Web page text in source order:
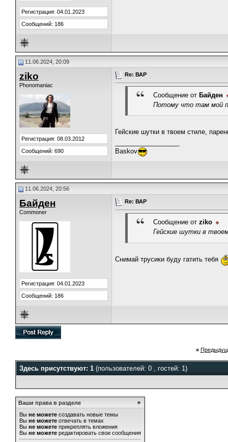
Регистрация: 04.01.2023
Сообщений: 186
11.06.2024, 20:09
ziko
Phonomaniac
Регистрация: 08.03.2012
Сообщений: 690
Re: ВАР
Сообщение от Байден
Потому что там мой
Гейские шутки в твоем стиле,
Baskov
11.06.2024, 20:56
Байден
Commoner
Регистрация: 04.01.2023
Сообщений: 186
Re: ВАР
Сообщение от ziko
Гейские шутки в
Снимай трусики буду гатить тебя
«
Здесь присутствуют: 1 (пользователей: 0 , гостей: 1)
Ваши права в разделе
Вы не можете создавать новые темы
Вы не можете отвечать в темах
Вы не можете прикреплять вложения
Вы не можете редактировать свои сообщения